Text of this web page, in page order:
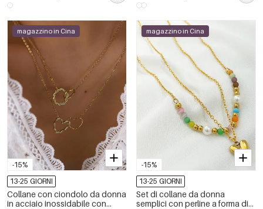
-15%
magazzino in Cina
13-25 GIORNI
Collane con ciondolo da donna
in acciaio inossidabile con
-15%
magazzino in Cina
13-25 GIORNI
Set di collane da donna
semplici con perline a forma di